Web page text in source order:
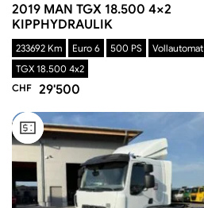
2019 MAN TGX 18.500 4×2
KIPPHYDRAULIK
233692 Km Euro 6 500 PS
Vollautomat
TGX 18.500 4x2
CHF 29'500